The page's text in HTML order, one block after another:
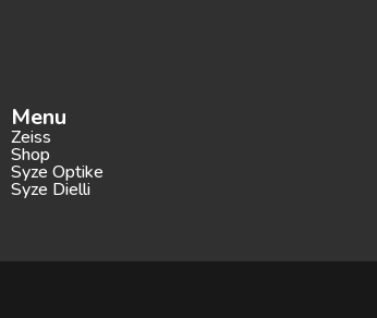
Menu
Zeiss
Shop
Syze Optike
Syze Dielli